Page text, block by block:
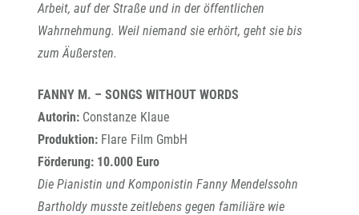
Arbeit, auf der Straße und in der öffentlichen
Wahrnehmung. Weil niemand sie erhört, geht sie bis
zum Äußersten.
FANNY M. – SONGS WITHOUT WORDS
Autorin: Constanze Klaue
Produktion: Flare Film GmbH
Förderung: 10.000 Euro
Die Pianistin und Komponistin Fanny Mendelssohn
Bartholdy musste zeitlebens gegen familiäre wie